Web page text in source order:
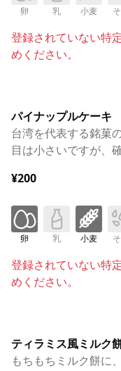
卵 乳 小麦
登録されていない特
めください。
パイナップルケーキ
台湾を代表する銘菓
目は小さいですが、
¥200
卵 乳 小麦
登録されていない特
めください。
ティラミス風ミルク
もちもちミルク餅に